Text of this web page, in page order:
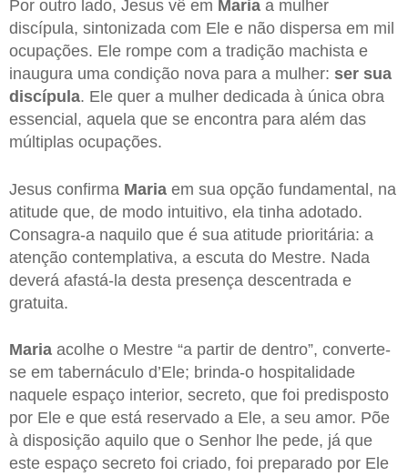
Por outro lado, Jesus vê em Maria a mulher
discípula, sintonizada com Ele e não dispersa em mil
ocupações. Ele rompe com a tradição machista e
inaugura uma condição nova para a mulher: ser sua
discípula. Ele quer a mulher dedicada à única obra
essencial, aquela que se encontra para além das
múltiplas ocupações.
Jesus confirma Maria em sua opção fundamental, na
atitude que, de modo intuitivo, ela tinha adotado.
Consagra-a naquilo que é sua atitude prioritária: a
atenção contemplativa, a escuta do Mestre. Nada
deverá afastá-la desta presença descentrada e
gratuita.
Maria acolhe o Mestre “a partir de dentro”, converte-
se em tabernáculo d’Ele; brinda-o hospitalidade
naquele espaço interior, secreto, que foi predisposto
por Ele e que está reservado a Ele, a seu amor. Põe
à disposição aquilo que o Senhor lhe pede, já que
este espaço secreto foi criado, foi preparado por Ele